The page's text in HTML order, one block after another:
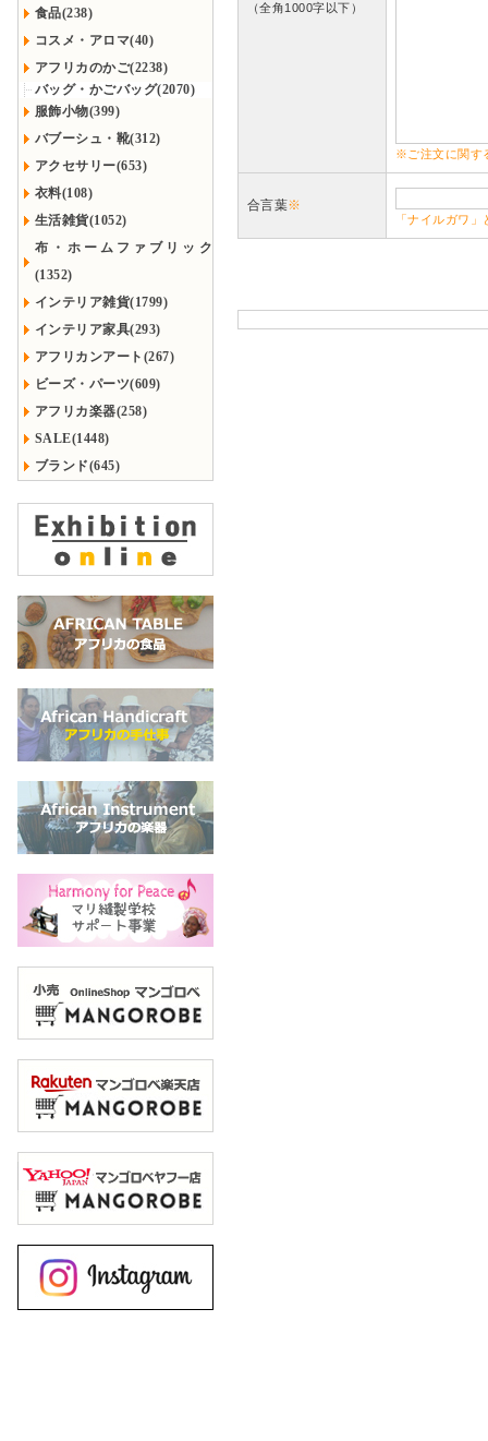
食品(238)
コスメ・アロマ(40)
アフリカのかご(2238)
バッグ・かごバッグ(2070)
服飾小物(399)
バブーシュ・靴(312)
アクセサリー(653)
衣料(108)
生活雑貨(1052)
布・ホームファブリック
(1352)
インテリア雑貨(1799)
インテリア家具(293)
アフリカンアート(267)
ビーズ・パーツ(609)
アフリカ楽器(258)
SALE(1448)
ブランド(645)
（全角1000字以下）
※ご注文に関す
合言葉※
「ナイルガワ